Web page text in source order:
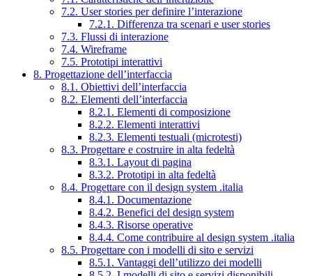
7.2. User stories per definire l’interazione
7.2.1. Differenza tra scenari e user stories
7.3. Flussi di interazione
7.4. Wireframe
7.5. Prototipi interattivi
8. Progettazione dell’interfaccia
8.1. Obiettivi dell’interfaccia
8.2. Elementi dell’interfaccia
8.2.1. Elementi di composizione
8.2.2. Elementi interattivi
8.2.3. Elementi testuali (microtesti)
8.3. Progettare e costruire in alta fedeltà
8.3.1. Layout di pagina
8.3.2. Prototipi in alta fedeltà
8.4. Progettare con il design system .italia
8.4.1. Documentazione
8.4.2. Benefici del design system
8.4.3. Risorse operative
8.4.4. Come contribuire al design system .italia
8.5. Progettare con i modelli di sito e servizi
8.5.1. Vantaggi dell’utilizzo dei modelli